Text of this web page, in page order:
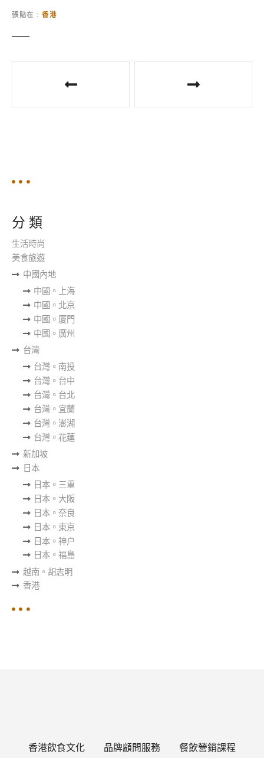
張貼在 香港
分 類
生活時尚
美食旅遊
中國內地
中國。上海
中國。北京
中國。廈門
中國。廣州
台灣
台灣。南投
台灣。台中
台灣。台北
台灣。宜蘭
台灣。澎湖
台灣。花蓮
新加坡
日本
日本。三重
日本。大阪
日本。奈良
日本。東京
日本。神户
日本。福島
越南。胡志明
香港
香港飲食文化 品牌顧問服務 餐飲營銷課程